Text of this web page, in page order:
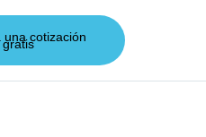
una cotización
gratis